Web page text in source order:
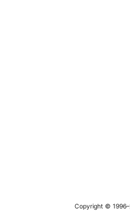
Copyright ©